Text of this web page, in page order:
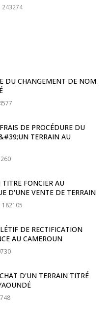
243274
DU CHANGEMENT DE NOM
DE PROCÉDURE DU
TERRAIN AU
FONCIER AU
D'UNE VENTE DE TERRAIN
182105
DE RECTIFICATION
AU CAMEROUN
D'UN TERRAIN TITRÉ